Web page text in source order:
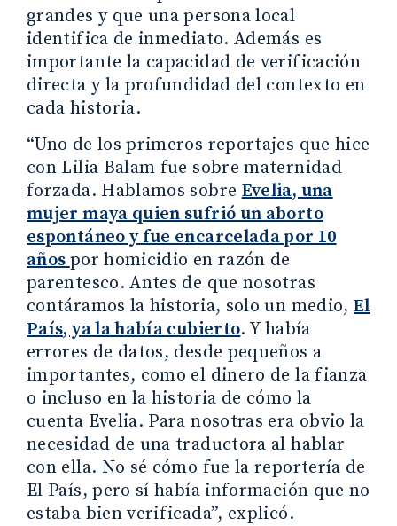
grandes y que una persona local
identifica de inmediato. Además es
importante la capacidad de verificación
directa y la profundidad del contexto en
cada historia.
“Uno de los primeros reportajes que hice
con Lilia Balam fue sobre maternidad
forzada. Hablamos sobre Evelia, una
mujer maya quien sufrió un aborto
espontáneo y fue encarcelada por 10
años por homicidio en razón de
parentesco. Antes de que nosotras
contáramos la historia, solo un medio,El
País, ya la había cubierto. Y había
errores de datos, desde pequeños a
importantes, como el dinero de la fianza
o incluso en la historia de cómo la
cuenta Evelia. Para nosotras era obvio la
necesidad de una traductora al hablar
con ella. No sé cómo fue la reportería de
El País, pero sí había información que no
estaba bien verificada”, explicó.